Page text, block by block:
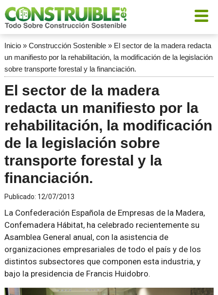
Inicio» Construcción Sostenible» El sector de la madera redacta
un manifiesto por la rehabilitación, la modificación de la legislación
sobre transporte forestal y la financiación.
El sector de la madera
redacta un manifiesto por la
rehabilitación, la modificación
de la legislación sobre
transporte forestal y la
financiación.
Publicado: 12/07/2013
La Confederación Española de Empresas de la Madera,
Confemadera Hábitat, ha celebrado recientemente su
Asamblea General anual, con la asistencia de
organizaciones empresariales de todo el país y de los
distintos subsectores que componen esta industria, y
bajo la presidencia de Francis Huidobro.